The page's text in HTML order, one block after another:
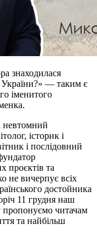
знаходилася
України?» — таким є
іменитого
невтомний
історик і
і послідовний
проєктів та
не вичерпує всіх
достойника
11 грудня наш
пропонуємо читачам
та найбільш